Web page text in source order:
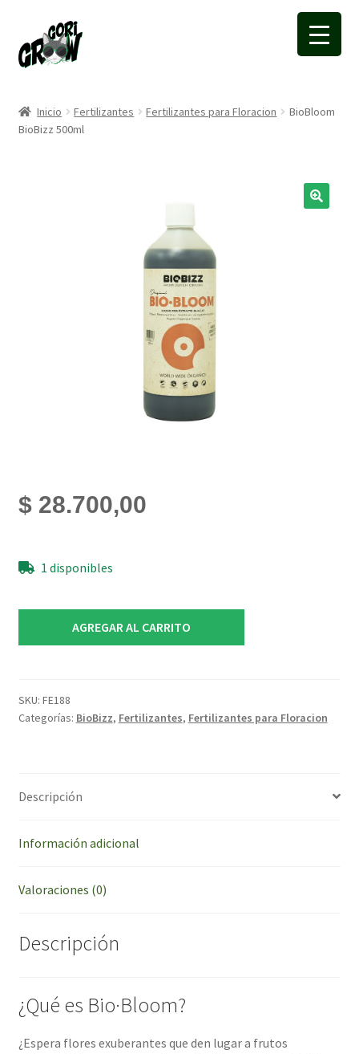
a
la
a
la
Inicio Fertilizantes Fertilizantes para Floracion
BioBloom
BioBizz 500ml
$28.700,00
1 disponibles
AGREGAR AL CARRITO
SKU: FE188
Categorías: BioBizz, Fertilizantes, Fertilizantes para Floracion
Descripción
Información adicional
Valoraciones (0)
Descripción
¿Qué es Bio·Bloom?
¿Espera flores exuberantes que den lugar a frutos